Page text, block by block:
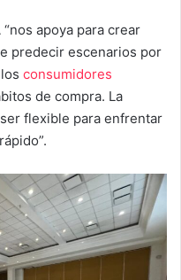
apoya para crear
predecir escenarios por
consumidores
de compra. La
flexible para enfrentar